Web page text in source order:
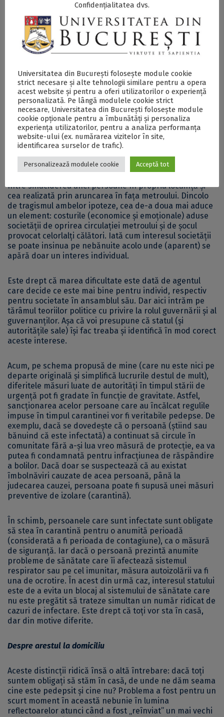
măsură îi este impusă de stat. Dar măsura luată trebuie
să fie una curativă, iar nu punitivă. Statul este interesat
de bunăstarea individului. În același timp, statul are
responsabilitatea de a se îngriji ca și ceilalți indivizi să
fie protejați de eventualul pericol (involuntar) adus de
existența unui individ afectat.
(4’) În cazul măsurii de ocrotire , interesul este
(aproape) numai alindividuluide a fi protejat de restul
societății sau de elemente externe care îi pot face rău.
Aici măsura izolării (obligatorii) este cel mai greu de
justificat. În principiu, un individ este răspunzător de
deciziile pe care le ia cu privire la persoana sa. Dar
atunci când acele decizii pot afecta societatea (și
instituțiile sale), lucrurile se complică. Una dintre
între sinuciderea unei persoane în propria locuință și
cea realizată prin aruncarea în fața metroului. Dincolo
de tragismul ambelor ipoteze, cea de-a doua mai aduce
un element: costurile (economice și emoționale) aduse
societății de oprirea circulației metroului și de șocul
provocat celorlalți călători. Iată cum interesul societății
se poate insinua pe nebănuite acolo unde (aparent) se
apără doar un interes individual.
Este drept că marea dificultate este dată de agentul
care decide ce este mai bine pentru individ, respectiv
pentru societate în ansamblul său. Dar aici intrăm pe
tărâmul teoriilor politice cu privire la rolul guvernării și al
guvernanților. Așa că voi presupune că statul (și
autoritățile sale) își fac treaba și identifică în mod corect
aceste interese.
Acum, pe schema propusă de mine (care nu este nici pe
departe originală și simplifică lucrurile destul de mult),
diferitele măsuri luate de autorități în timpul stării de
urgență pot fi gradate în funcție de gravitate. Astfel,
sancționarea acelor persoane care au încălcat regulile
impuse în timpul carantinei vor fi veritabile pedepse. De
exemplu, dacă se dovedește că o persoană (știind sau
bănuind că este infectată) a continuat să circule în
comunitate fără a-și lua vreo măsură de protecție, ea va
putea fi condamnată pentru infracțiunea de răspândire
a bolilor. Dacă doar se suspectează că au existat
îmbolnăviri cauzate de acea persoană, până la
judecarea cauzei, persoana poate fi supusă unei măsuri
preventive de izolare (carantină).
În schimb, persoanele care sunt infectate sunt obligate
să stea în carantină pentru o anumită perioadă
(considerată a fi perioada de contagiune), ca o măsură
de siguranță. Iar dacă o persoană prezintă anumite
probleme de sănătate care îi afectează sistemul
respirator sau pe cel imunitar, măsura autoizolării va fi
una de ocrotire. În acest din urmă caz, interesul statului
este de a evita un blocaj al sistemului de sănătate care
nu este pregătit să trateze simultan un număr ridicat de
cazuri de infectare. Este drept că toți vor sta în casă,
dar din motive diferite.
Despre arestul la domiciliu
Aceste distincții ridică însă o altă întrebare: dacă toți
suntem obligați să stăm în casă, de unde ne dăm seama
cine este pedepsit și cine nu? Problema a fost pentru un
scurt moment în această nebunie în lumina
reflectoarelor atunci când a fost „reînviat” un mai vechi
Confidențialitatea dvs.
Universitatea din București folosește module cookie
strict necesare și alte tehnologii similare pentru a opera
acest website și pentru a oferi utilizatorilor o experiență
personalizată. Pe lângă modulele cookie strict
necesare, Universitatea din București folosește module
cookie opționale pentru a îmbunătăți și personaliza
experiența utilizatorilor, pentru a analiza performanța
website-ului (ex. numărarea vizitelor în site,
identificarea surselor de trafic).
Personalizează modulele cookie Acceptă tot